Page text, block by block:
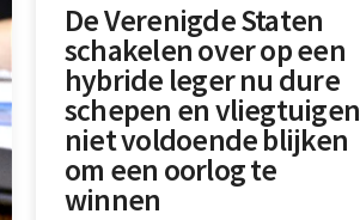
De Verenigde Staten
schakelen over op een
hybride leger nu dure
schepen en vliegtuigen
niet voldoende blijken
om een oorlog te
winnen